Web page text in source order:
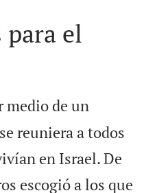
para el
medio de un
reuniera a todos
en Israel. De
escogió a los que